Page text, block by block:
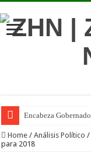
Encabeza
Home / Análisis Político /
para 2018